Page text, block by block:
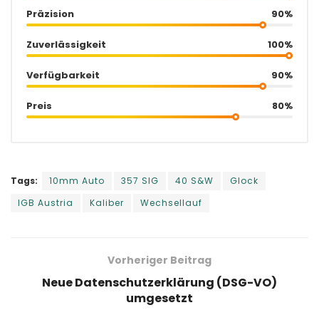
Präzision 90%
Zuverlässigkeit 100%
Verfügbarkeit 90%
Preis 80%
Tags: 10mm Auto 357 SIG 40 S&W
Glock
IGB Austria
Kaliber Wechsellauf
Vorheriger Beitrag
Neue Datenschutzerklärung (DSG-VO)
umgesetzt